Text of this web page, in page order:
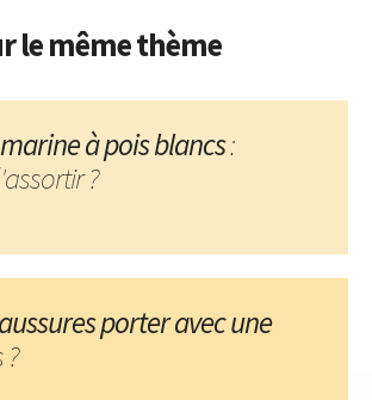
le même thème
à pois blancs:
?
porter avec une